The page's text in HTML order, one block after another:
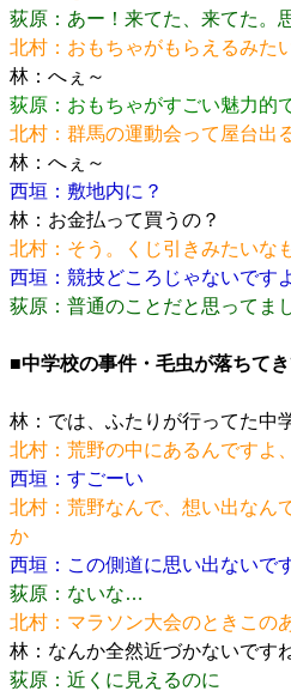
荻原：あー！来てた、来てた。
北村：おもちゃがもらえるみた
林：へぇ～
荻原：おもちゃがすごい魅力的
北村：群馬の運動会って屋台出
林：へぇ～
西垣：敷地内に？
林：お金払って買うの？
北村：そう。くじ引きみたいな
西垣：競技どころじゃないです
荻原：普通のことだと思ってま
■中学校の事件・毛虫が落ちて
林：では、ふたりが行ってた中
北村：荒野の中にあるんですよ
西垣：すごーい
北村：荒野なんで、想い出なん
か
西垣：この側道に思い出ないで
荻原：ないな…
北村：マラソン大会のときこの
林：なんか全然近づかないです
荻原：近くに見えるのに